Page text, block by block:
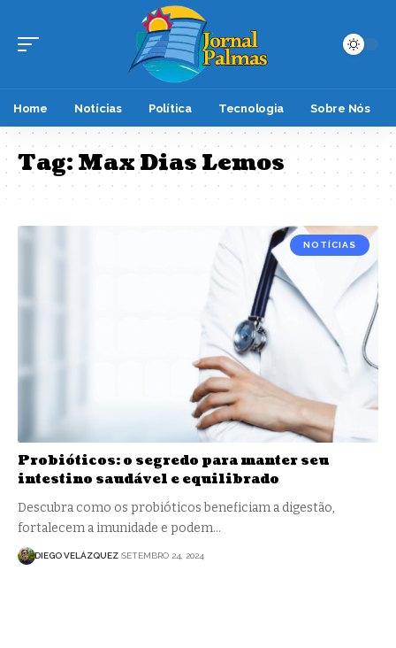
Home Notícias Política Tecnologia Sobre Nós
Tag:Max Dias Lemos
NOTÍCIAS
Probióticos: o segredo para manter seu
intestino saudável e equilibrado
Descubra como os probióticos beneficiam a digestão,
fortalecem a imunidade e podem…
DIEGO VELÁZQUEZ SETEMBRO 24, 2024